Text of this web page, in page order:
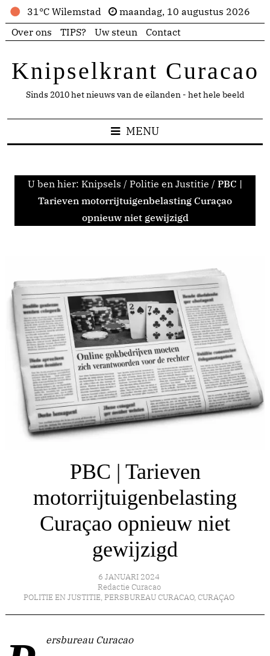
31°C Wilemstad
maandag, 10 augustus 2026
Over ons
TIPS? Uw steun Contact
Knipselkrant Curacao
Sinds 2010 het nieuws van de eilanden - het hele beeld
MENU
U ben hier: Knipsels / Politie en Justitie / PBC |
Tarieven motorrijtuigenbelasting Curaçao
opnieuw niet gewijzigd
PBC | Tarieven
motorrijtuigenbelasting
Curaçao opnieuw niet
gewijzigd
6 JANUARI 2024
Redactie Curacao
POLITIE EN JUSTITIE, PERSBUREAU CURACAO, CURAÇAO
Persbureau Curacao